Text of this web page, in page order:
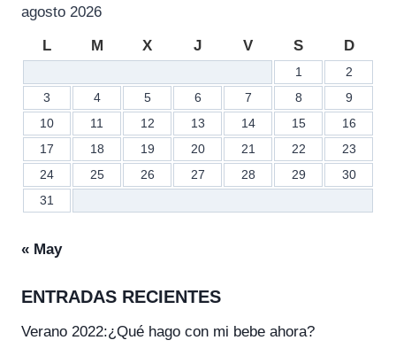
agosto 2026
L M X J V S D
1
2
3
4 5 6 7 8
9
10
11 12 13 14 15
16
17
18 19 20 21 22
23
24
25 26 27 28 29
30
31
« May
ENTRADAS RECIENTES
Verano 2022:¿Qué hago con mi bebe ahora?